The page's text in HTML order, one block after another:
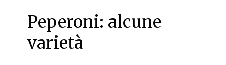
Peperoni: alcune
varietà